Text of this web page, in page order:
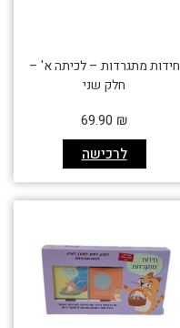
חידות מתגרדות – לכיתה א' –
חלק שני
לרכישה
69.90 ₪